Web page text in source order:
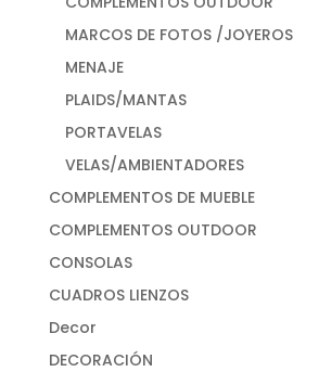
MARCOS DE FOTOS /JOYEROS
MENAJE
PLAIDS/MANTAS
PORTAVELAS
VELAS/AMBIENTADORES
COMPLEMENTOS DE MUEBLE
COMPLEMENTOS OUTDOOR
CONSOLAS
CUADROS LIENZOS
Decor
DECORACIÓN